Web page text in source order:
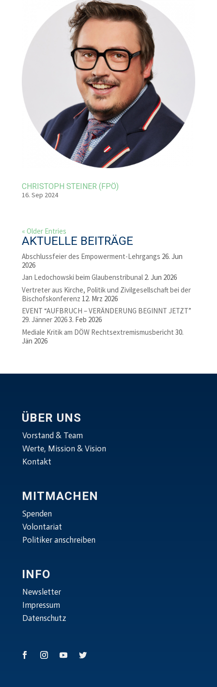
CHRISTOPH STEINER (FPÖ)
16. Sep 2024
« Older Entries
AKTUELLE BEITRÄGE
Abschlussfeier des Empowerment-Lehrgangs 26. Jun
2026
Jan Ledochowski beim Glaubenstribunal 2. Jun 2026
Vertreter aus Kirche, Politik und Zivilgesellschaft bei der
Bischofskonferenz 12. Mrz 2026
EVENT “AUFBRUCH – VERÄNDERUNG BEGINNT JETZT”
29. Jänner 20263. Feb 2026
Mediale Kritik am DÖW Rechtsextremismusbericht 30.
Jän 2026
ÜBER UNS
Vorstand & Team
Werte, Mission & Vision
Kontakt
MITMACHEN
Spenden
Volontariat
Politiker anschreiben
INFO
Newsletter
Impressum
Datenschutz